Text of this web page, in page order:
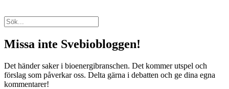
Missa inte Svebiobloggen!
Det händer saker i bioenergibranschen. Det kommer utspel och
förslag som påverkar oss. Delta gärna i debatten och ge dina egna
kommentarer!